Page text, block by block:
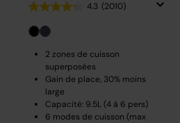
4.3 (2010)
2 zones de cuisson
superposées
Gain de place, 30% moins
large
Capacité: 9.5L (4 à 6 pers)
6 modes de cuisson (max